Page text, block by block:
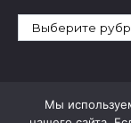
Рубрики
Мы